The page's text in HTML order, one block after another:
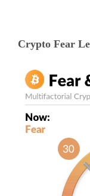
Crypto Fear